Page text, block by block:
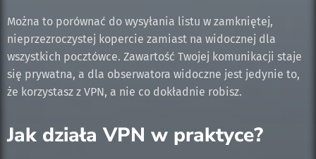
Można to porównać do wysyłania listu w zamkniętej,
nieprzezroczystej kopercie zamiast na widocznej dla
wszystkich pocztówce. Zawartość Twojej komunikacji staje
się prywatna, a dla obserwatora widoczne jest jedynie to,
że korzystasz z VPN, a nie co dokładnie robisz.
Jak działa VPN w praktyce?